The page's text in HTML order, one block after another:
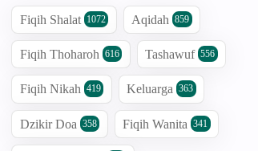
Fiqih Shalat 1072 Aqidah 859
Fiqih Thoharoh 616 Tashawuf 556
Fiqih Nikah 419 Keluarga 363
Dzikir Doa 358 Fiqih Wanita 341